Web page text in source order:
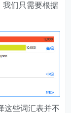
我们只需要根据
这些词汇表并不